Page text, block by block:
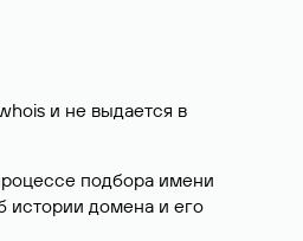
и не выдается в
подбора имени
истории домена и его